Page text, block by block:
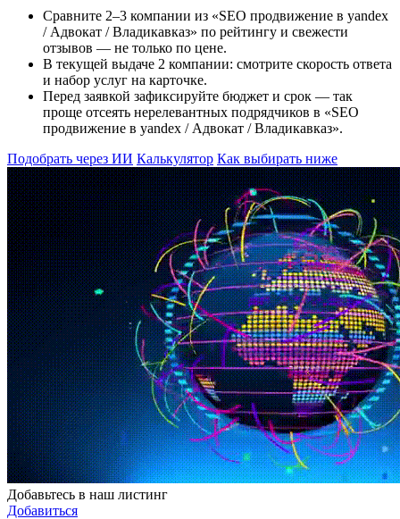
Сравните 2–3 компании из «SEO продвижение в yandex
/ Адвокат / Владикавказ» по рейтингу и свежести
отзывов — не только по цене.
В текущей выдаче 2 компании: смотрите скорость ответа
и набор услуг на карточке.
Перед заявкой зафиксируйте бюджет и срок — так
проще отсеять нерелевантных подрядчиков в «SEO
продвижение в yandex / Адвокат / Владикавказ».
Подобрать через ИИ Калькулятор Как выбирать ниже
Добавьтесь в наш листинг
Добавиться